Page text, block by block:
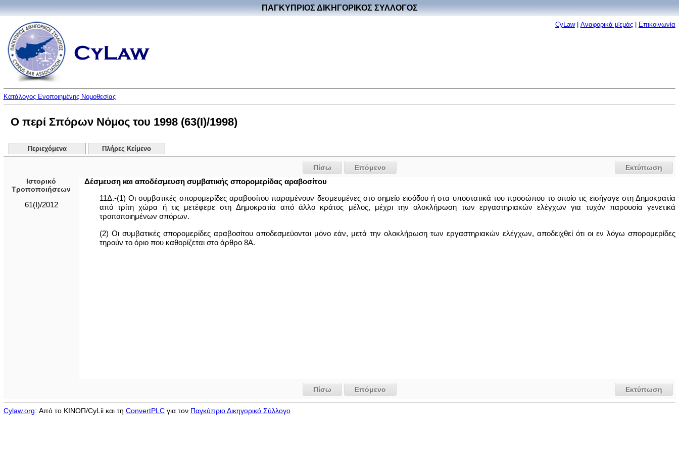
ΠΑΓΚΥΠΡΙΟΣ ΔΙΚΗΓΟΡΙΚΟΣ ΣΥΛΛΟΓΟΣ
CyLaw| Αναφορικά μ'εμάς| Επικοινωνία
Κατάλογος Ενοποιημένης Νομοθεσίας
Ο περί Σπόρων Νόμος του 1998 (63(I)/1998)
Περιεχόμενα Πλήρες Κείμενο
Εκτύπωση
Πίσω
Επόμενο
Ιστορικό
Τροποποιήσεων
61(I)/2012
Δέσμευση και αποδέσμευση συμβατικής σπορομερίδας αραβοσίτου
11Δ.-(1) Οι συμβατικές σπορομερίδες αραβοσίτου παραμένουν δεσμευμένες στο σημείο εισόδου ή στα υποστατικά του προσώπου το οποίο τις εισήγαγε στη Δημοκρατία
από τρίτη χώρα ή τις μετέφερε στη Δημοκρατία από άλλο κράτος μέλος, μέχρι την ολοκλήρωση των εργαστηριακών ελέγχων για τυχόν παρουσία γενετικά
τροποποιημένων σπόρων.
(2) Οι συμβατικές σπορομερίδες αραβοσίτου αποδεσμεύονται μόνο εάν, μετά την ολοκλήρωση των εργαστηριακών ελέγχων, αποδειχθεί ότι οι εν λόγω σπορομερίδες
τηρούν το όριο που καθορίζεται στο άρθρο 8Α.
Εκτύπωση
Πίσω Επόμενο
Cylaw.org: Από το ΚΙΝOΠ/CyLii και τη ConvertPLCγια τον Παγκύπριο Δικηγορικό Σύλλογο